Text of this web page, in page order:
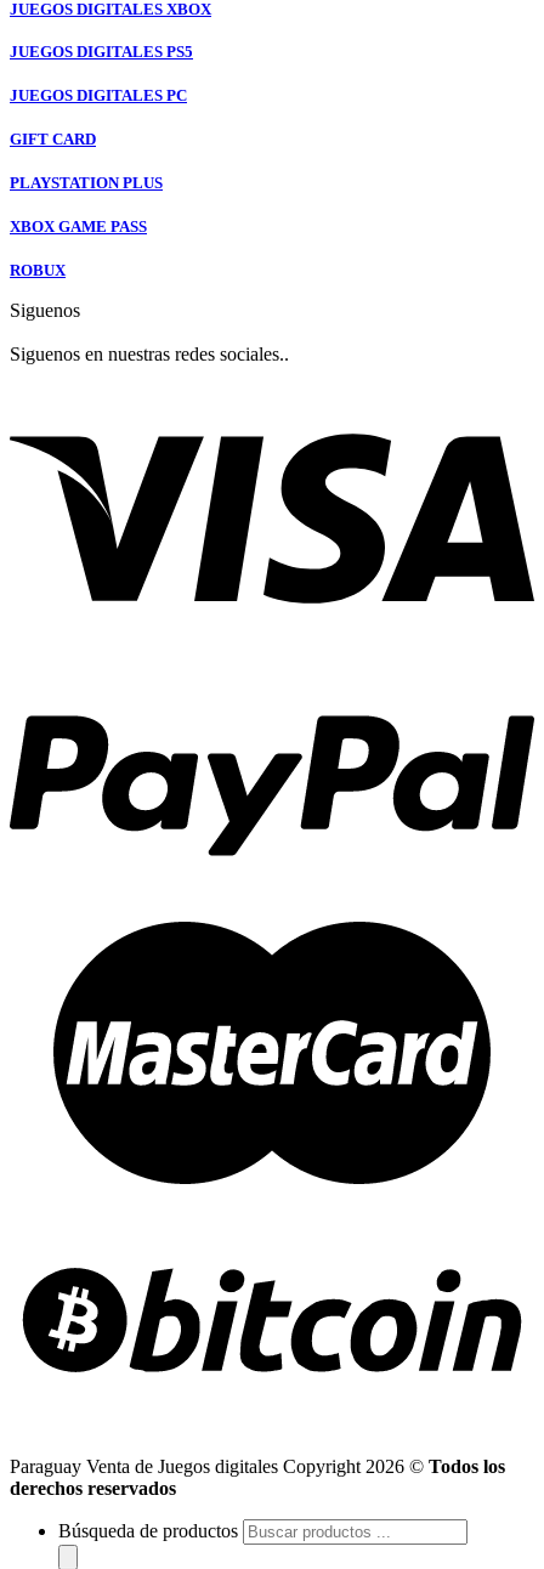
JUEGOS DIGITALES XBOX
JUEGOS DIGITALES PS5
JUEGOS DIGITALES PC
GIFT CARD
PLAYSTATION PLUS
XBOX GAME PASS
ROBUX
Siguenos
Siguenos en nuestras redes sociales..
Paraguay Venta de Juegos digitales Copyright 2026 © Todos los
derechos reservados
Búsqueda de productos